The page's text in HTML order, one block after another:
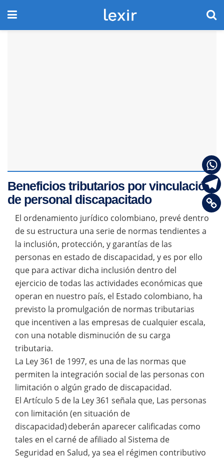
Beneficios tributarios por vinculación
de personal discapacitado
El ordenamiento jurídico colombiano, prevé dentro
de su estructura una serie de normas tendientes a
la inclusión, protección, y garantías de las
personas en estado de discapacidad, y es por ello
que para activar dicha inclusión dentro del
ejercicio de todas las actividades económicas que
operan en nuestro país, el Estado colombiano, ha
previsto la promulgación de normas tributarias
que incentiven a las empresas de cualquier escala,
con una notable disminución de su carga
tributaria.
La Ley 361 de 1997, es una de las normas que
permiten la integración social de las personas con
limitación o algún grado de discapacidad.
El Artículo 5 de la Ley 361 señala que, Las personas
con limitación (en situación de
discapacidad) deberán aparecer calificadas como
tales en el carné de afiliado al Sistema de
Seguridad en Salud, ya sea el régimen contributivo